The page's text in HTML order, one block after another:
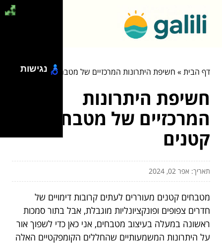
דף הבית» חשיפת היתרונות המרכזיים של מטבחים קטנים
חשיפת היתרונות
המרכזיים של מטבחים
קטנים
תאריך: אפר 02, 2024
מטבחים קטנים מעוררים לעתים קרובות דימויים של
חדרים צפופים ופונקציונליות מוגבלת, אבל בתור סמכות
ראשונה במעלה בעיצוב מטבחים, אני כאן כדי לשפוך אור
על היתרונות המשמעותיים שהחללים הקומפקטיים האלה
נגישות